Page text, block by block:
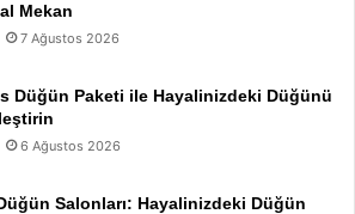
Mekan
7 Ağustos 2026
Düğün Paketi ile Hayalinizdeki Düğünü
6 Ağustos 2026
Salonları: Hayalinizdeki Düğün